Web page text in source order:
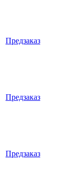
Предзаказ
Предзаказ
Предзаказ